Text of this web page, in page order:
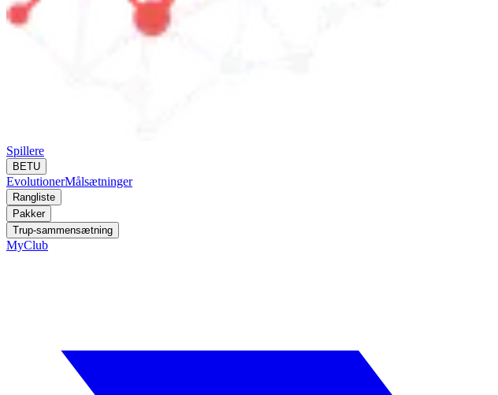
Spillere
BETU
EvolutionerMålsætninger
Rangliste
Pakker
Trup-sammensætning
MyClub